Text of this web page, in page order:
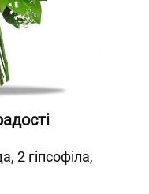
2 гіпсофіла,